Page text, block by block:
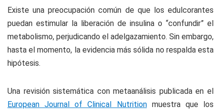
Existe una preocupación común de que los edulcorantes
puedan estimular la liberación de insulina o “confundir” el
metabolismo, perjudicando el adelgazamiento. Sin embargo,
hasta el momento, la evidencia más sólida no respalda esta
hipótesis.
Una revisión sistemática con metaanálisis publicada en el
European Journal of Clinical Nutritionmuestra que los